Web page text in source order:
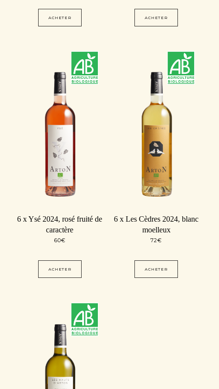
ACHETER ACHETER
6 x Ysé 2024, rosé fruité de
caractère
60€
ACHETER
6 x Les Cèdres 2024, blanc
moelleux
72€
ACHETER